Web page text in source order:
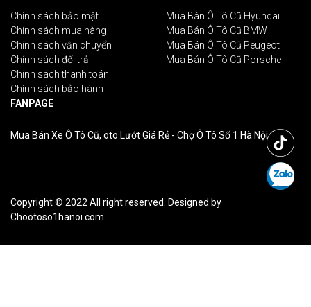
Chính sách bảo mật
Chính sách mua hàng
Chính sách vận chuyển
Chính sách đổi trả
Chính sách thanh toán
Chính sách bảo hành
Mua Bán Ô Tô Cũ Hyundai
Mua Bán Ô Tô Cũ BMW
Mua Bán Ô Tô Cũ Peugeot
Mua Bán Ô Tô Cũ Porsche
FANPAGE
Mua Bán Xe Ô Tô Cũ, oto Lướt Giá Rẻ - Chợ Ô Tô Số 1 Hà Nội
Copyright © 2022 All right reserved. Designed by
Chootoso1hanoi.com.